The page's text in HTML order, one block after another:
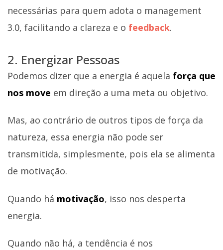
necessárias para quem adota o management
3.0, facilitando a clareza e o feedback.
2. Energizar Pessoas
Podemos dizer que a energia é aquela força que
nos move em direção a uma meta ou objetivo.
Mas, ao contrário de outros tipos de força da
natureza, essa energia não pode ser
transmitida, simplesmente, pois ela se alimenta
de motivação.
Quando há motivação, isso nos desperta
energia.
Quando não há, a tendência é nos